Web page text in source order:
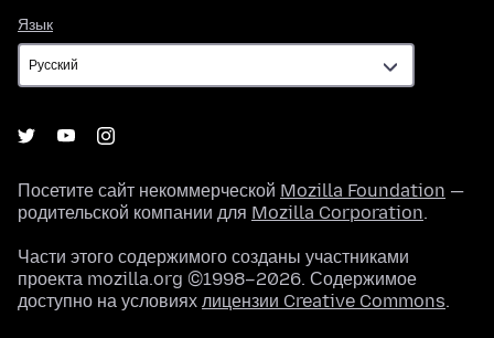
Язык
Посетите сайт некоммерческой Mozilla Foundation —
родительской компании для Mozilla Corporation.
Части этого содержимого созданы участниками
проекта mozilla.org ©1998–2026. Содержимое
доступно на условиях лицензии Creative Commons.